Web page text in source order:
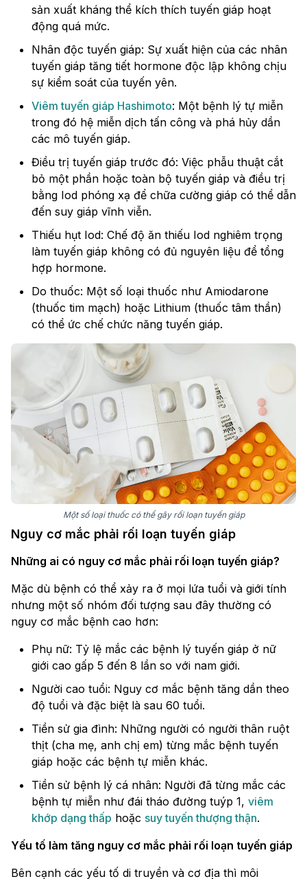
sản xuất kháng thể kích thích tuyến giáp hoạt
động quá mức.
Nhân độc tuyến giáp: Sự xuất hiện của các nhân
tuyến giáp tăng tiết hormone độc lập không chịu
sự kiểm soát của tuyến yên.
Viêm tuyến giáp Hashimoto: Một bệnh lý tự miễn
trong đó hệ miễn dịch tấn công và phá hủy dần
các mô tuyến giáp.
Điều trị tuyến giáp trước đó: Việc phẫu thuật cắt
bỏ một phần hoặc toàn bộ tuyến giáp và điều trị
bằng Iod phóng xạ để chữa cường giáp có thể dẫn
đến suy giáp vĩnh viễn.
Thiếu hụt Iod: Chế độ ăn thiếu Iod nghiêm trọng
làm tuyến giáp không có đủ nguyên liệu để tổng
hợp hormone.
Do thuốc: Một số loại thuốc như Amiodarone
(thuốc tim mạch) hoặc Lithium (thuốc tâm thần)
có thể ức chế chức năng tuyến giáp.
Một số loại thuốc có thể gây rối loạn tuyến giáp
Nguy cơ mắc phải rối loạn tuyến giáp
Những ai có nguy cơ mắc phải rối loạn tuyến giáp?
Mặc dù bệnh có thể xảy ra ở mọi lứa tuổi và giới tính
nhưng một số nhóm đối tượng sau đây thường có
nguy cơ mắc bệnh cao hơn:
Phụ nữ: Tỷ lệ mắc các bệnh lý tuyến giáp ở nữ
giới cao gấp 5 đến 8 lần so với nam giới.
Người cao tuổi: Nguy cơ mắc bệnh tăng dần theo
độ tuổi và đặc biệt là sau 60 tuổi.
Tiền sử gia đình: Những người có người thân ruột
thịt (cha mẹ, anh chị em) từng mắc bệnh tuyến
giáp hoặc các bệnh tự miễn khác.
Tiền sử bệnh lý cá nhân: Người đã từng mắc các
bệnh tự miễn như đái tháo đường tuýp 1, viêm
khớp dạng thấp hoặc suy tuyến thượng thận.
Yếu tố làm tăng nguy cơ mắc phải rối loạn tuyến giáp
Bên cạnh các yếu tố di truyền và cơ địa thì môi